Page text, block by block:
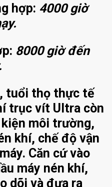
hợp: 4000 giờ
8000 giờ đến
thọ thực tế
trục vít Ultra còn
môi trường,
khí, chế độ vận
Căn cứ vào
máy nén khí,
dõi và đưa ra